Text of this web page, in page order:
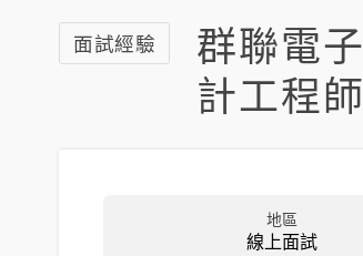
面試經驗
群聯電
計工程師
地區
線上面試